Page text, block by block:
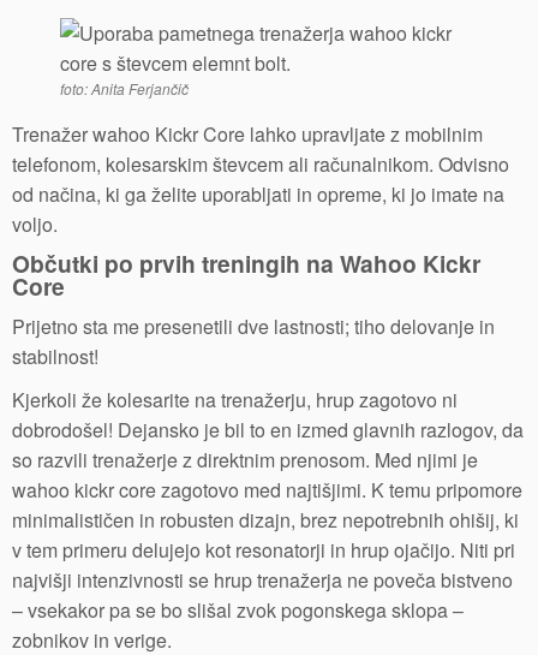
foto: Anita Ferjančič
Trenažer wahoo Kickr Core lahko upravljate z mobilnim
telefonom, kolesarskim števcem ali računalnikom. Odvisno
od načina, ki ga želite uporabljati in opreme, ki jo imate na
voljo.
Občutki po prvih treningih na Wahoo Kickr
Core
Prijetno sta me presenetili dve lastnosti; tiho delovanje in
stabilnost!
Kjerkoli že kolesarite na trenažerju, hrup zagotovo ni
dobrodošel! Dejansko je bil to en izmed glavnih razlogov, da
so razvili trenažerje z direktnim prenosom. Med njimi je
wahoo kickr core zagotovo med najtišjimi. K temu pripomore
minimalističen in robusten dizajn, brez nepotrebnih ohišij, ki
v tem primeru delujejo kot resonatorji in hrup ojačijo. Niti pri
najvišji intenzivnosti se hrup trenažerja ne poveča bistveno
– vsekakor pa se bo slišal zvok pogonskega sklopa –
zobnikov in verige.